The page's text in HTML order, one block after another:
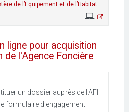
de l’Equipement et de l’Habitat
ligne pour acquisition
de l'Agence Foncière
un dossier auprès de l'AFH
formulaire d'engagement